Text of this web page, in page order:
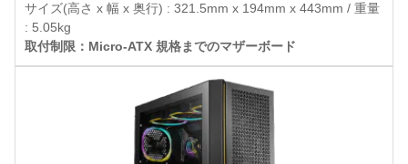
サイズ(高さ x 幅 x 奥行) : 321.5mm x 194mm x 443mm / 重量
: 5.05kg
取付制限：Micro-ATX 規格までのマザーボード